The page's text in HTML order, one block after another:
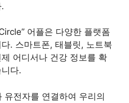
어플은 다양한 플랫폼
. 스마트폰, 태블릿, 노트북
어디서나 건강 정보를 확
다.
유전자를 연결하여 우리의